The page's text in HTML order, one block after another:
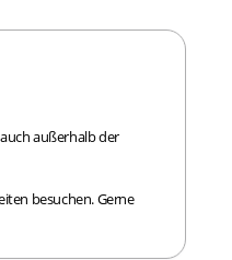
außerhalb der
besuchen. Gerne